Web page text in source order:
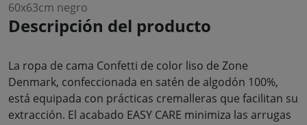
60x63cm negro
Descripción del producto
La ropa de cama Confetti de color liso de Zone
Denmark, confeccionada en satén de algodón 100%,
está equipada con prácticas cremalleras que facilitan su
extracción. El acabado EASY CARE minimiza las arrugas